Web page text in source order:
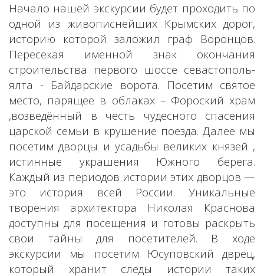
Начало нашей экскурсии будет проходить по
одной из живописнейших Крымских дорог,
историю которой заложил граф Воронцов.
Пересекая именной знак окончания
строительства первого шоссе севастополь-
ялта - Байдарские ворота. Посетим святое
место, парящее в облаках – Фороский храм
,возведённый в честь чудесного спасения
царской семьи в крушение поезда. Далее мы
посетим дворцы и усадьбы великих князей ,
истинные украшения Южного берега.
Каждый из периодов истории этих дворцов —
это история всей России. Уникальные
творения архитектора Николая Краснова
доступны для посещения и готовы раскрыть
свои тайны для посетителей. В ходе
экскурсии мы посетим Юсуповский дврец,
который хранит следы истории таких